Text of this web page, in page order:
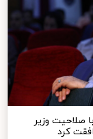
صلاحیت وزیر
کرد